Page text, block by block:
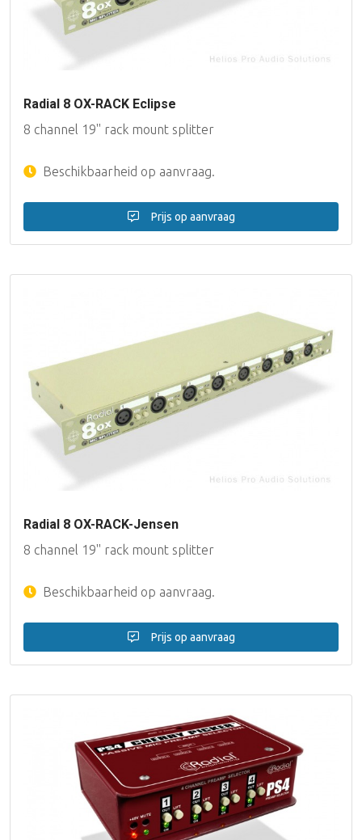
Radial 8 OX-RACK Eclipse
8 channel 19'' rack mount splitter
Beschikbaarheid op aanvraag.
Prijs op aanvraag
Radial 8 OX-RACK-Jensen
8 channel 19'' rack mount splitter
Beschikbaarheid op aanvraag.
Prijs op aanvraag